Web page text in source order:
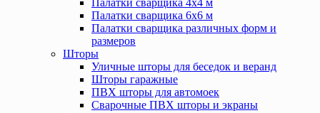
Палатки сварщика 4х4 м
Палатки сварщика 6х6 м
Палатки сварщика различных форм и
размеров
Шторы
Уличные шторы для беседок и веранд
Шторы гаражные
ПВХ шторы для автомоек
Сварочные ПВХ шторы и экраны